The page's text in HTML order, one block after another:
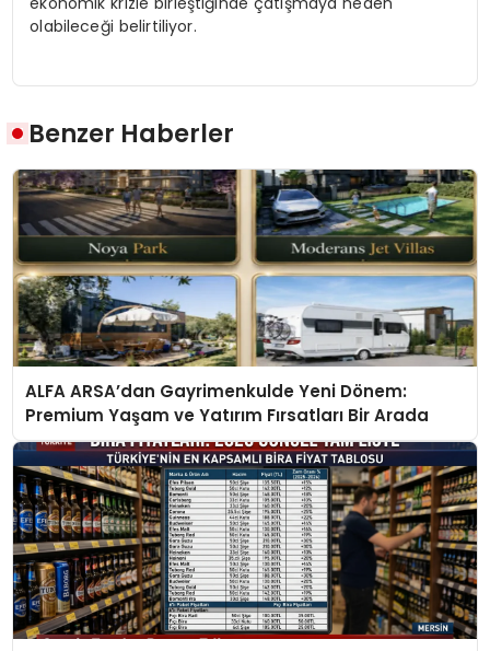
olabileceği belirtiliyor.
Benzer Haberler
ALFA ARSA’dan Gayrimenkulde Yeni Dönem:
Premium Yaşam ve Yatırım Fırsatları Bir Arada